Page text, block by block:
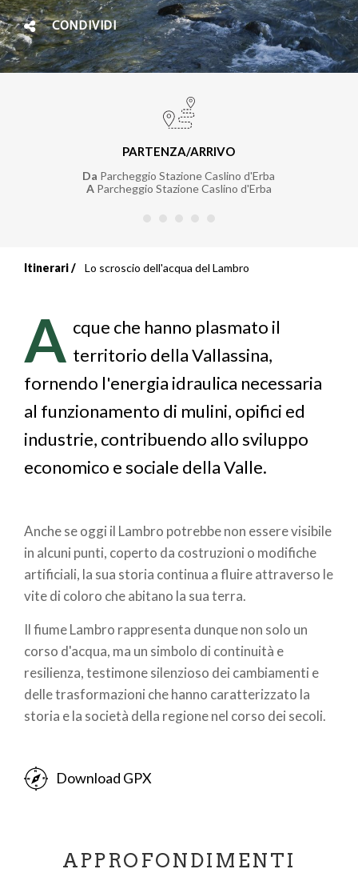
CONDIVIDI
PARTENZA/ARRIVO
Da Parcheggio Stazione Caslino d'Erba
AParcheggio Stazione Caslino d'Erba
di
pane
Itinerari Lo scroscio dell'acqua del Lambro
A cque che hanno plasmato il
territorio della Vallassina,
fornendo l'energia idraulica necessaria
al funzionamento di mulini, opifici ed
industrie, contribuendo allo sviluppo
economico e sociale della Valle.
Anche se oggi il Lambro potrebbe non essere visibile
in alcuni punti, coperto da costruzioni o modifiche
artificiali, la sua storia continua a fluire attraverso le
vite di coloro che abitano la sua terra.
Il fiume Lambro rappresenta dunque non solo un
corso d'acqua, ma un simbolo di continuità e
resilienza, testimone silenzioso dei cambiamenti e
delle trasformazioni che hanno caratterizzato la
storia e la società della regione nel corso dei secoli.
Download GPX
APPROFONDIMENTI